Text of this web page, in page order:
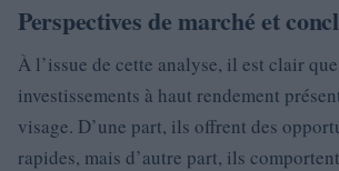
Perspectives de marché et
À l’issue de cette analyse, il est clair
investissements à haut rendement
visage. D’une part, ils offrent des
rapides, mais d’autre part, ils